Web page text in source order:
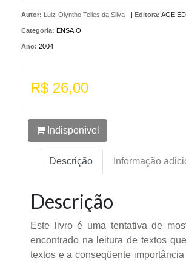
Autor: Luiz-Olyntho Telles da Silva | Editora: AGE
Categoria: ENSAIO
Ano: 2004
R$ 26,00
Indisponível
Descrição Informação
Descrição
Este livro é uma tentativa de
encontrado na leitura de textos
textos e a conseqüente